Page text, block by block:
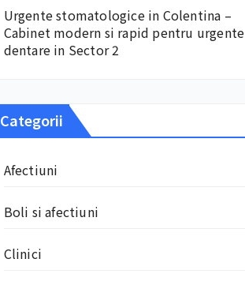
Urgente stomatologice in Colentina –
Cabinet modern si rapid pentru urgente
dentare in Sector 2
Categorii
Afectiuni
Boli si afectiuni
Clinici